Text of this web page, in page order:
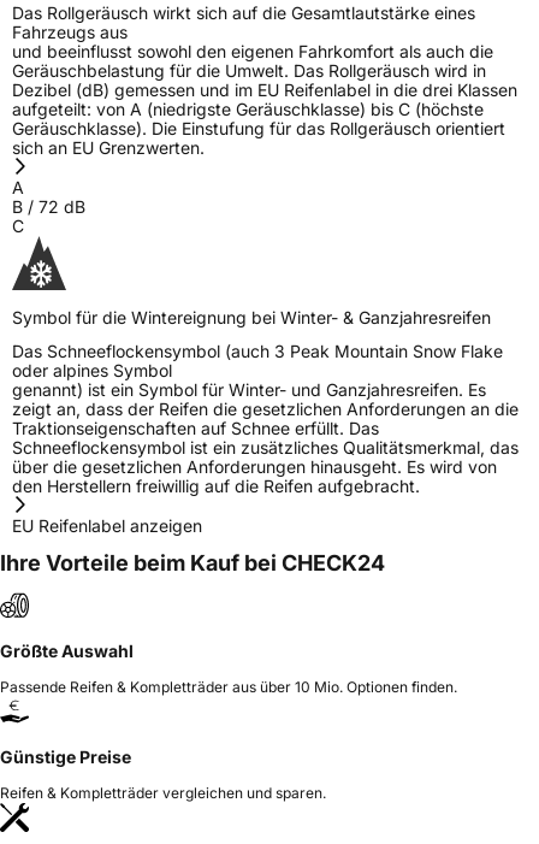
Das Rollgeräusch wirkt sich auf die Gesamtlautstärke eines
Fahrzeugs aus
und beeinflusst sowohl den eigenen Fahrkomfort als auch die
Geräuschbelastung für die Umwelt. Das Rollgeräusch wird in
Dezibel (dB) gemessen und im EU Reifenlabel in die drei Klassen
aufgeteilt: von A (niedrigste Geräuschklasse) bis C (höchste
Geräuschklasse). Die Einstufung für das Rollgeräusch orientiert
sich an EU Grenzwerten.
A
B / 72 dB
C
Symbol für die Wintereignung bei Winter- & Ganzjahresreifen
Das Schneeflockensymbol (auch 3 Peak Mountain Snow Flake
oder alpines Symbol
genannt) ist ein Symbol für Winter- und Ganzjahresreifen. Es
zeigt an, dass der Reifen die gesetzlichen Anforderungen an die
Traktionseigenschaften auf Schnee erfüllt. Das
Schneeflockensymbol ist ein zusätzliches Qualitätsmerkmal, das
über die gesetzlichen Anforderungen hinausgeht. Es wird von
den Herstellern freiwillig auf die Reifen aufgebracht.
EU Reifenlabel anzeigen
Ihre Vorteile beim Kauf bei CHECK24
Größte Auswahl
Passende Reifen & Kompletträder aus über 10 Mio. Optionen finden.
Günstige Preise
Reifen & Kompletträder vergleichen und sparen.